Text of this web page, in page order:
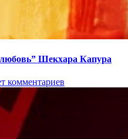
Шекхара Капура
комментариев